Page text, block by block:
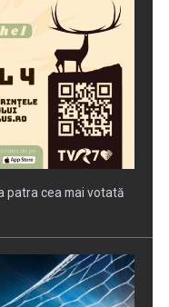
parțială a